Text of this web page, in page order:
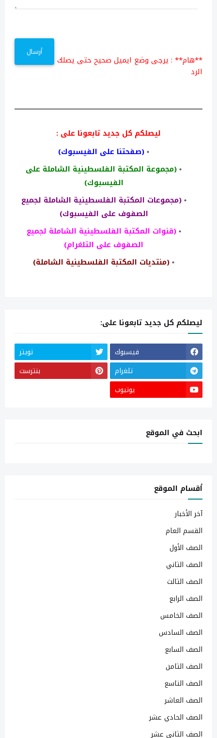
**هام** : يرجى وضع ايميل صحيح حتى يصلك
الرد
ليصلكم كل جديد تابعونا على :
(صفحتنا على الفيسبوك)
(مجموعة المكتبة الفلسطينية الشاملة على
الفيسبوك)
(مجموعات المكتبة الفلسطينية الشاملة لجميع
الصفوف على الفيسبوك)
(قنوات المكتبة الفلسطينية الشاملة لجميع
الصفوف على التلغرام)
(منتديات المكتبة الفلسطينية الشاملة)
ليصلكم كل جديد تابعونا على:
فيسبوك
تويتر
تلغرام
بنترست
يوتيوب
ابحث في الموقع
أقسام الموقع
آخر الأخبار
القسم العام
الصف الأول
الصف الثاني
الصف الثالث
الصف الرابع
الصف الخامس
الصف السادس
الصف السابع
الصف الثامن
الصف التاسع
الصف العاشر
الصف الحادي عشر
الصف الثاني عشر